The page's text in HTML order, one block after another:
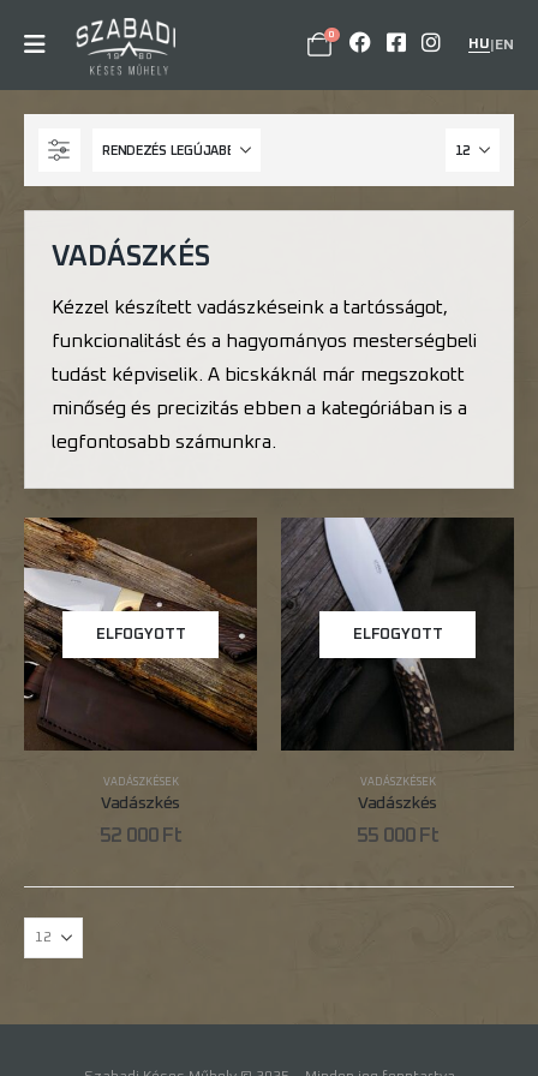
0
HU EN
VADÁSZKÉS
Kézzel készített vadászkéseink a tartósságot,
funkcionalitást és a hagyományos mesterségbeli
tudást képviselik. A bicskáknál már megszokott
minőség és precizitás ebben a kategóriában is a
legfontosabb számunkra.
ELFOGYOTT
VADÁSZKÉSEK
Vadászkés
52 000 Ft
ELFOGYOTT
VADÁSZKÉSEK
Vadászkés
55 000 Ft